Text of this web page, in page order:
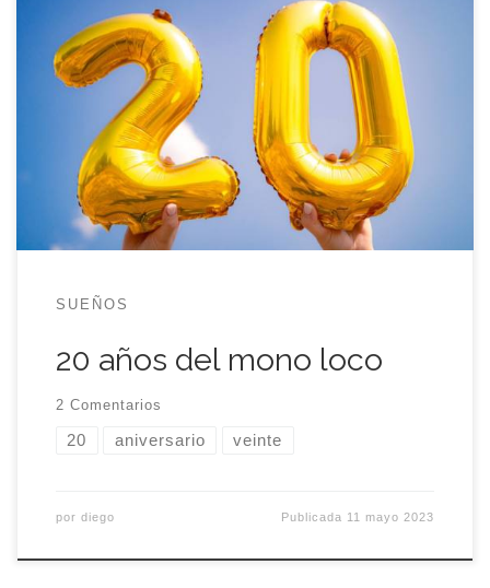
Sinceramente, cuando hace un par de meses vi en
la agenda que el blog cumplía veinte años y me
propuse escribir una entrada conmemorativa, no
pensé que fuese a ser tan difícil. Creía que como
se trata de una fecha tan redonda, el texto saldría
sólo y esta entrada conmemorativa […]
SUEÑOS
20 años del mono loco
2 Comentarios
20 aniversario veinte
por diego Publicada 11 mayo 2023